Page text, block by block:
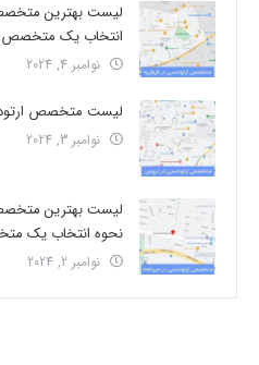
لیست بهترین
انتخاب یک متخصص
نوامبر 4, 2024
لیست متخصص
نوامبر 3, 2024
لیست بهترین
نحوه انتخاب یک
نوامبر 2, 2024